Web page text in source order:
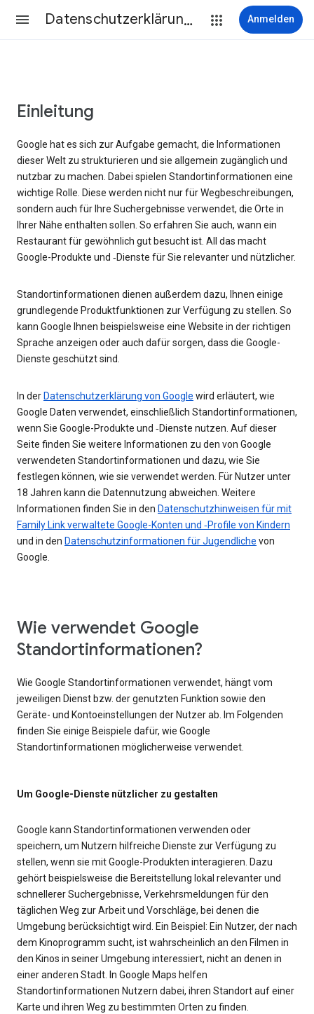
Datenschutzerklärung & Nutzungsbedingungen Anmelden
Einleitung
Google hat es sich zur Aufgabe gemacht, die Informationen
dieser Welt zu strukturieren und sie allgemein zugänglich und
nutzbar zu machen. Dabei spielen Standortinformationen eine
wichtige Rolle. Diese werden nicht nur für Wegbeschreibungen,
sondern auch für Ihre Suchergebnisse verwendet, die Orte in
Ihrer Nähe enthalten sollen. So erfahren Sie auch, wann ein
Restaurant für gewöhnlich gut besucht ist. All das macht
Google-Produkte und ‑Dienste für Sie relevanter und nützlicher.
Standortinformationen dienen außerdem dazu, Ihnen einige
grundlegende Produktfunktionen zur Verfügung zu stellen. So
kann Google Ihnen beispielsweise eine Website in der richtigen
Sprache anzeigen oder auch dafür sorgen, dass die Google-
Dienste geschützt sind.
In der Datenschutzerklärung von Google wird erläutert, wie
Google Daten verwendet, einschließlich Standortinformationen,
wenn Sie Google-Produkte und ‑Dienste nutzen. Auf dieser
Seite finden Sie weitere Informationen zu den von Google
verwendeten Standortinformationen und dazu, wie Sie
festlegen können, wie sie verwendet werden. Für Nutzer unter
18 Jahren kann die Datennutzung abweichen. Weitere
Informationen finden Sie in den Datenschutzhinweisen für mit
Family Link verwaltete Google-Konten und ‑Profile von Kindern
und in den Datenschutzinformationen für Jugendliche von
Google.
Wie verwendet Google
Standortinformationen?
Wie Google Standortinformationen verwendet, hängt vom
jeweiligen Dienst bzw. der genutzten Funktion sowie den
Geräte- und Kontoeinstellungen der Nutzer ab. Im Folgenden
finden Sie einige Beispiele dafür, wie Google
Standortinformationen möglicherweise verwendet.
Um Google-Dienste nützlicher zu gestalten
Google kann Standortinformationen verwenden oder
speichern, um Nutzern hilfreiche Dienste zur Verfügung zu
stellen, wenn sie mit Google-Produkten interagieren. Dazu
gehört beispielsweise die Bereitstellung lokal relevanter und
schnellerer Suchergebnisse, Verkehrsmeldungen für den
täglichen Weg zur Arbeit und Vorschläge, bei denen die
Umgebung berücksichtigt wird. Ein Beispiel: Ein Nutzer, der nach
dem Kinoprogramm sucht, ist wahrscheinlich an den Filmen in
den Kinos in seiner Umgebung interessiert, nicht an denen in
einer anderen Stadt. In Google Maps helfen
Standortinformationen Nutzern dabei, ihren Standort auf einer
Karte und ihren Weg zu bestimmten Orten zu finden.